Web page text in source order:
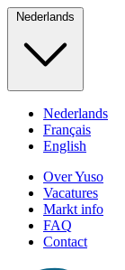
Nederlands
Nederlands
Français
English
Over Yuso
Vacatures
Markt info
FAQ
Contact